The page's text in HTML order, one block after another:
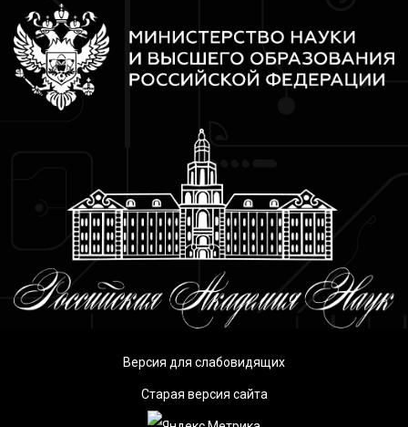
Версия для слабовидящих
Старая версия сайта